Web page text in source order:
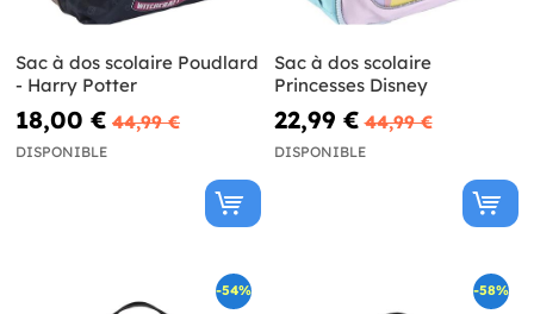
Sac à dos scolaire Poudlard
- Harry Potter
18,00 € 44,99 €
DISPONIBLE
Sac à dos scolaire
Princesses Disney
22,99 € 44,99 €
DISPONIBLE
-54% -58%